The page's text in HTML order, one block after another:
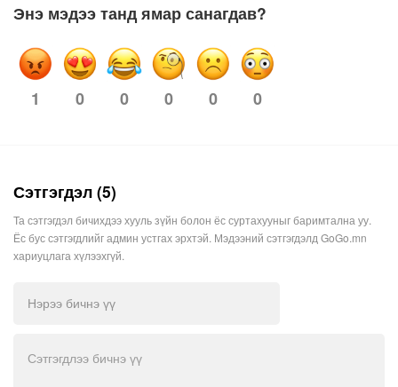
Энэ мэдээ танд ямар санагдав?
1 0 0 0 0 0
Сэтгэгдэл (5)
Та сэтгэгдэл бичихдээ хууль зүйн болон ёс суртахууныг баримтална уу.
Ёс бус сэтгэгдлийг админ устгах эрхтэй. Мэдээний сэтгэгдэлд GoGo.mn
хариуцлага хүлээхгүй.